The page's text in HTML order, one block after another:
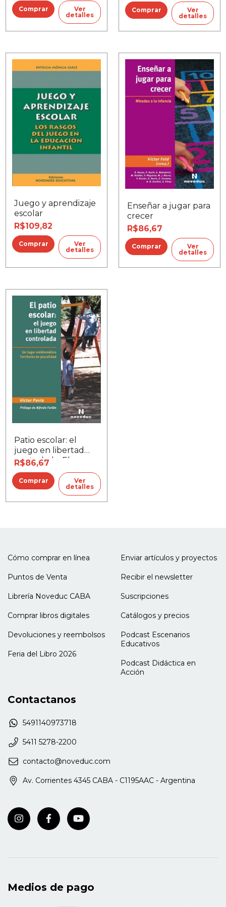
Ver
detalles
Ver
detalles
Juego y aprendizaje
escolar
R$109,82
Ver
detalles
Enseñar a jugar para
crecer
R$86,67
Ver
detalles
Patio escolar: el
juego en libertad
controlada, El
R$86,67
Ver
detalles
Cómo comprar en línea
Puntos de Venta
Librería Noveduc CABA
Comprar libros digitales
Devoluciones y reembolsos
Feria del Libro 2026
Enviar artículos y proyectos
Recibir el newsletter
Suscripciones
Catálogos y precios
Podcast Escenarios
Educativos
Podcast Didáctica en
Acción
Contactanos
5491140973718
5411 5278-2200
contacto@noveduc.com
Av. Corrientes 4345 CABA - C1195AAC - Argentina
Medios de pago